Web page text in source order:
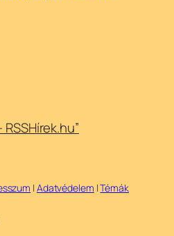
| Adatvédelem |Témák